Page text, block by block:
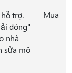
trợ.
đóng"
nhà
sửa mô
Mua